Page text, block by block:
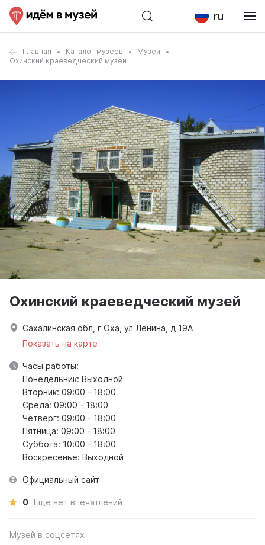
ru
Главная Каталог музеев
Музеи
Охинский краеведческий музей
Охинский краеведческий музей
Сахалинская обл, г Оха, ул Ленина, д 19А
Показать на карте
Часы работы:
Понедельник: Выходной
Вторник: 09:00 - 18:00
Среда: 09:00 - 18:00
Четверг: 09:00 - 18:00
Пятница: 09:00 - 18:00
Суббота: 10:00 - 18:00
Воскресенье: Выходной
Официальный сайт
0 Ещё нет впечатлений
Музей в соцсетях